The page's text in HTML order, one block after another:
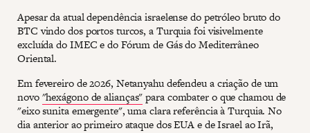
Apesar da atual dependência israelense do petróleo bruto do
BTC vindo dos portos turcos, a Turquia foi visivelmente
excluída do IMEC e do Fórum de Gás do Mediterrâneo
Oriental.
Em fevereiro de 2026, Netanyahu defendeu a criação de um
novo"hexágono de alianças"para combater o que chamou de
"eixo sunita emergente", uma clara referência à Turquia. No
dia anterior ao primeiro ataque dos EUA e de Israel ao Irã,